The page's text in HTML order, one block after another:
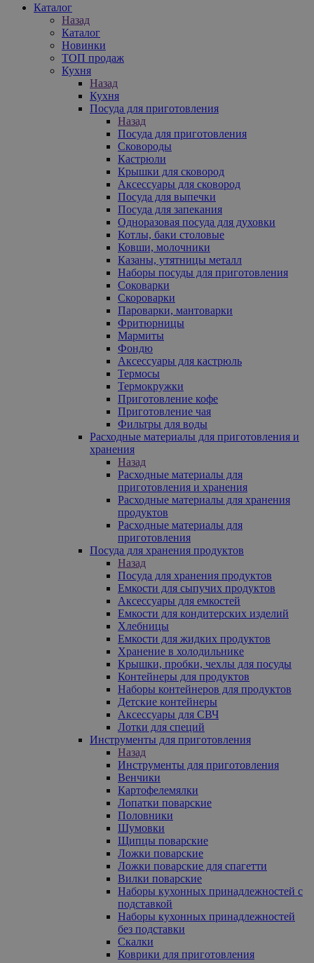
Каталог
Назад
Каталог
Новинки
ТОП продаж
Кухня
Назад
Кухня
Посуда для приготовления
Назад
Посуда для приготовления
Сковороды
Кастрюли
Крышки для сковород
Аксессуары для сковород
Посуда для выпечки
Посуда для запекания
Одноразовая посуда для духовки
Котлы, баки столовые
Ковши, молочники
Казаны, утятницы металл
Наборы посуды для приготовления
Соковарки
Скороварки
Пароварки, мантоварки
Фритюрницы
Мармиты
Фондю
Аксессуары для кастрюль
Термосы
Термокружки
Приготовление кофе
Приготовление чая
Фильтры для воды
Расходные материалы для приготовления и
хранения
Назад
Расходные материалы для
приготовления и хранения
Расходные материалы для хранения
продуктов
Расходные материалы для
приготовления
Посуда для хранения продуктов
Назад
Посуда для хранения продуктов
Емкости для сыпучих продуктов
Аксессуары для емкостей
Емкости для кондитерских изделий
Хлебницы
Емкости для жидких продуктов
Хранение в холодильнике
Крышки, пробки, чехлы для посуды
Контейнеры для продуктов
Наборы контейнеров для продуктов
Детские контейнеры
Аксессуары для СВЧ
Лотки для специй
Инструменты для приготовления
Назад
Инструменты для приготовления
Венчики
Картофелемялки
Лопатки поварские
Половники
Шумовки
Щипцы поварские
Ложки поварские
Ложки поварские для спагетти
Вилки поварские
Наборы кухонных принадлежностей с
подставкой
Наборы кухонных принадлежностей
без подставки
Скалки
Коврики для приготовления